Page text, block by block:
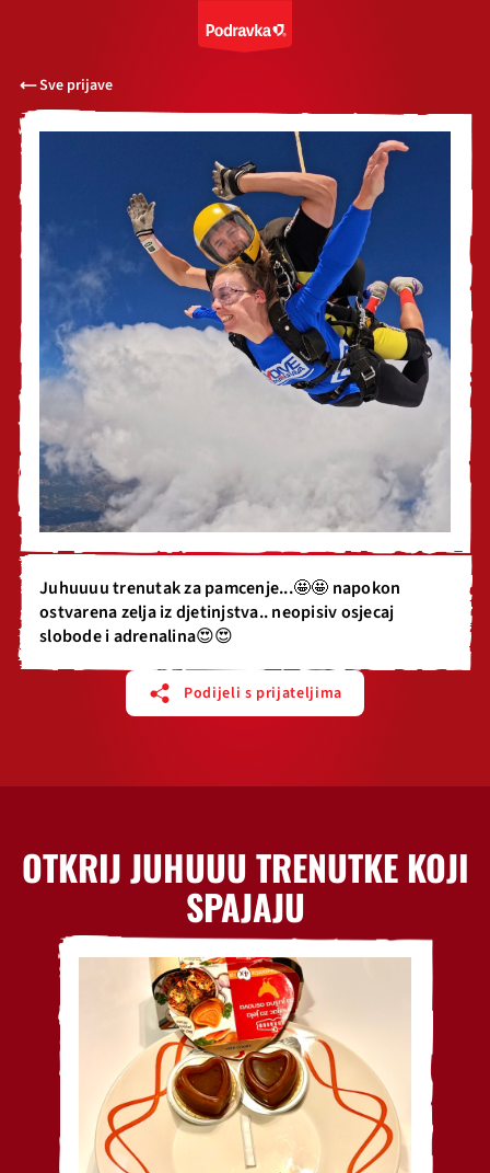
Sve prijave
Juhuuuu trenutak za pamcenje...🤩🤩 napokon
ostvarena zelja iz djetinjstva.. neopisiv osjecaj
slobode i adrenalina😍😍
Podijeli s prijateljima
OTKRIJ JUHUUU TRENUTKE KOJI
SPAJAJU